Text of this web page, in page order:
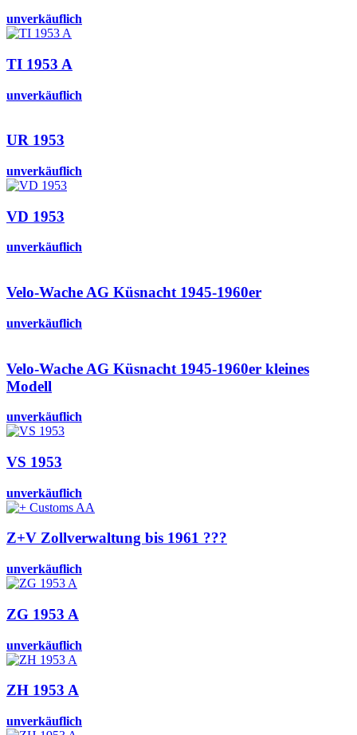
unverkäuflich
TI 1953 A
unverkäuflich
UR 1953
unverkäuflich
VD 1953
unverkäuflich
Velo-Wache AG Küsnacht 1945-1960er
unverkäuflich
Velo-Wache AG Küsnacht 1945-1960er kleines
Modell
unverkäuflich
VS 1953
unverkäuflich
Z+V Zollverwaltung bis 1961 ???
unverkäuflich
ZG 1953 A
unverkäuflich
ZH 1953 A
unverkäuflich